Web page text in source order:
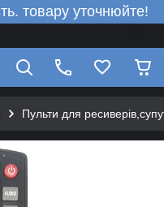
товару уточнюйте!
Пульти для